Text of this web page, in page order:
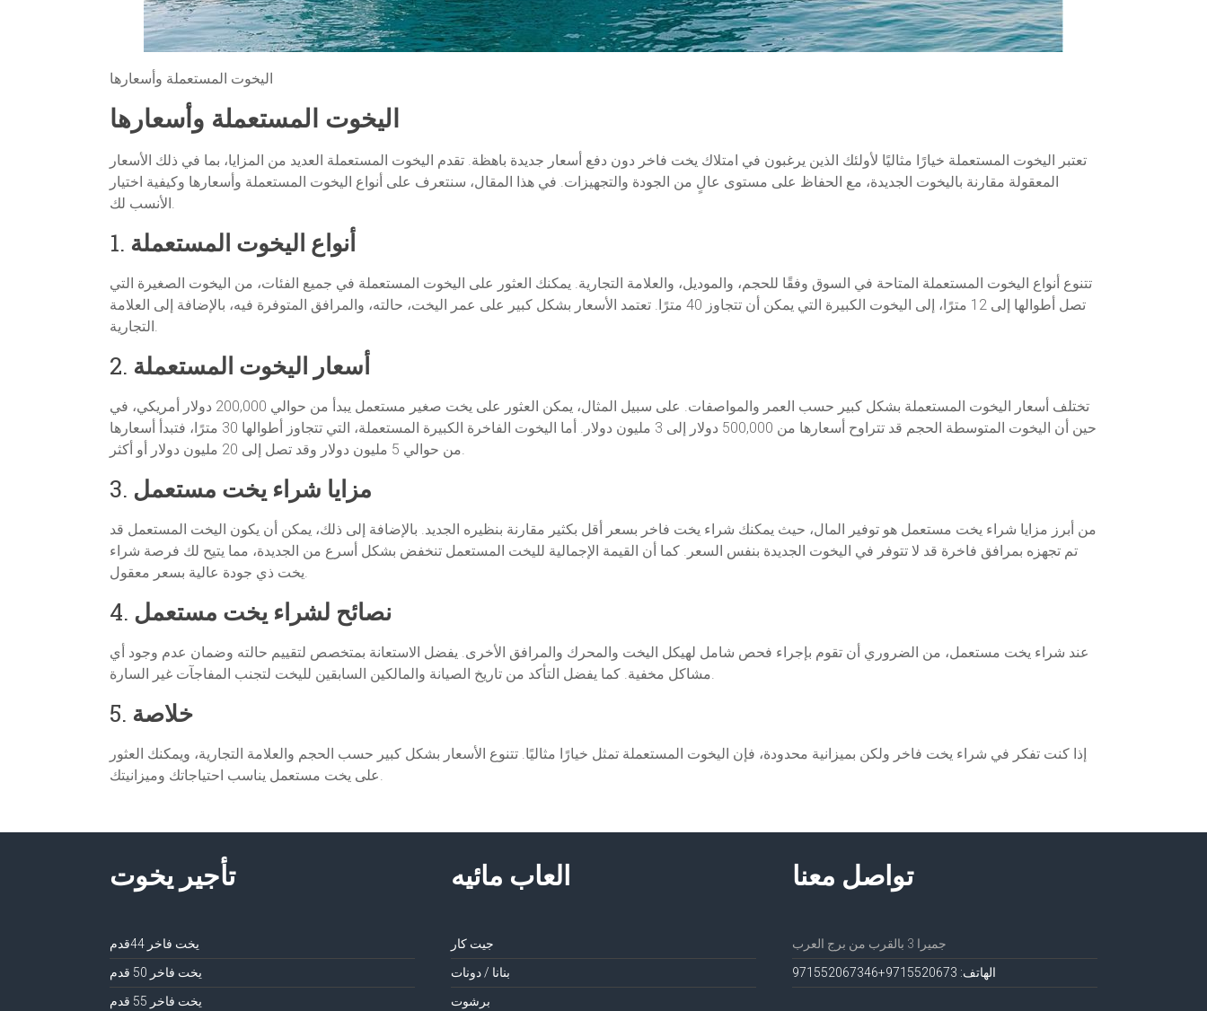
اليخوت المستعملة وأسعارها
اليخوت المستعملة وأسعارها
تعتبر اليخوت المستعملة خيارًا مثاليًا لأولئك الذين يرغبون في امتلاك يخت فاخر دون دفع أسعار جديدة باهظة. تقدم اليخوت المستعملة العديد من المزايا، بما في ذلك الأسعار
المعقولة مقارنة باليخوت الجديدة، مع الحفاظ على مستوى عالٍ من الجودة والتجهيزات. في هذا المقال، سنتعرف على أنواع اليخوت المستعملة وأسعارها وكيفية اختيار
الأنسب لك.
1. أنواع اليخوت المستعملة
تتنوع أنواع اليخوت المستعملة المتاحة في السوق وفقًا للحجم، والموديل، والعلامة التجارية. يمكنك العثور على اليخوت المستعملة في جميع الفئات، من اليخوت الصغيرة التي
تصل أطوالها إلى 12 مترًا، إلى اليخوت الكبيرة التي يمكن أن تتجاوز 40 مترًا. تعتمد الأسعار بشكل كبير على عمر اليخت، حالته، والمرافق المتوفرة فيه، بالإضافة إلى العلامة
التجارية.
2. أسعار اليخوت المستعملة
تختلف أسعار اليخوت المستعملة بشكل كبير حسب العمر والمواصفات. على سبيل المثال، يمكن العثور على يخت صغير مستعمل يبدأ من حوالي 200,000 دولار أمريكي، في
حين أن اليخوت المتوسطة الحجم قد تتراوح أسعارها من 500,000 دولار إلى 3 مليون دولار. أما اليخوت الفاخرة الكبيرة المستعملة، التي تتجاوز أطوالها 30 مترًا، فتبدأ أسعارها
من حوالي 5 مليون دولار وقد تصل إلى 20 مليون دولار أو أكثر.
3. مزايا شراء يخت مستعمل
من أبرز مزايا شراء يخت مستعمل هو توفير المال، حيث يمكنك شراء يخت فاخر بسعر أقل بكثير مقارنة بنظيره الجديد. بالإضافة إلى ذلك، يمكن أن يكون اليخت المستعمل قد
تم تجهزه بمرافق فاخرة قد لا تتوفر في اليخوت الجديدة بنفس السعر. كما أن القيمة الإجمالية لليخت المستعمل تنخفض بشكل أسرع من الجديدة، مما يتيح لك فرصة شراء
يخت ذي جودة عالية بسعر معقول.
4. نصائح لشراء يخت مستعمل
عند شراء يخت مستعمل، من الضروري أن تقوم بإجراء فحص شامل لهيكل اليخت والمحرك والمرافق الأخرى. يفضل الاستعانة بمتخصص لتقييم حالته وضمان عدم وجود أي
مشاكل مخفية. كما يفضل التأكد من تاريخ الصيانة والمالكين السابقين لليخت لتجنب المفاجآت غير السارة.
5. خلاصة
إذا كنت تفكر في شراء يخت فاخر ولكن بميزانية محدودة، فإن اليخوت المستعملة تمثل خيارًا مثاليًا. تتنوع الأسعار بشكل كبير حسب الحجم والعلامة التجارية، ويمكنك العثور
على يخت مستعمل يناسب احتياجاتك وميزانيتك.
تأجير يخوت
يخت فاخر 44قدم
يخت فاخر 50 قدم
يخت فاخر 55 قدم
العاب مائيه
جيت كار
بنانا / دونات
برشوت
تواصل معنا
جميرا 3 بالقرب من برج العرب
الهاتف: 971552067 3+971552067346